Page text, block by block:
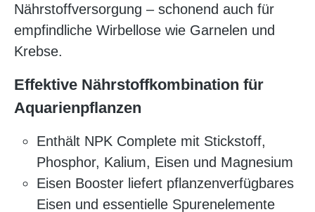
Nährstoffversorgung – schonend auch für
empfindliche Wirbellose wie Garnelen und
Krebse.
Effektive Nährstoffkombination für
Aquarienpflanzen
Enthält NPK Complete mit Stickstoff,
Phosphor, Kalium, Eisen und Magnesium
Eisen Booster liefert pflanzenverfügbares
Eisen und essentielle Spurenelemente